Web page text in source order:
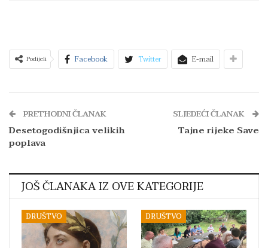
Podijeli Facebook Twitter E-mail
PRETHODNI ČLANAK
Desetogodišnjica velikih
poplava
SLJEDEĆI ČLANAK
Tajne rijeke Save
JOŠ ČLANAKA IZ OVE KATEGORIJE
DRUŠTVO DRUŠTVO